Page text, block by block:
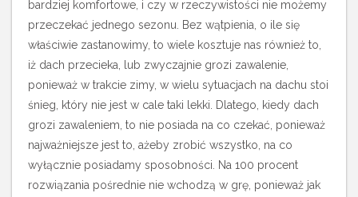
bardziej komfortowe, i czy w rzeczywistości nie możemy
przeczekać jednego sezonu. Bez wątpienia, o ile się
właściwie zastanowimy, to wiele kosztuje nas również to,
iż dach przecieka, lub zwyczajnie grozi zawalenie,
ponieważ w trakcie zimy, w wielu sytuacjach na dachu stoi
śnieg, który nie jest w cale taki lekki. Dlatego, kiedy dach
grozi zawaleniem, to nie posiada na co czekać, ponieważ
najważniejsze jest to, ażeby zrobić wszystko, na co
wyłącznie posiadamy sposobności. Na 100 procent
rozwiązania pośrednie nie wchodzą w grę, ponieważ jak